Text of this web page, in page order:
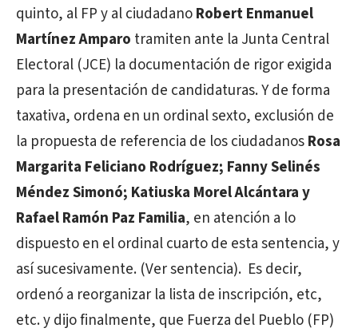
quinto, al FP y al ciudadanoRobert Enmanuel
Martínez Amparo tramiten ante la Junta Central
Electoral (JCE) la documentación de rigor exigida
para la presentación de candidaturas. Y de forma
taxativa, ordena en un ordinal sexto, exclusión de
la propuesta de referencia de los ciudadanosRosa
Margarita Feliciano Rodríguez; Fanny Selinés
Méndez Simonó; Katiuska Morel Alcántara y
Rafael Ramón Paz Familia, en atención a lo
dispuesto en el ordinal cuarto de esta sentencia, y
así sucesivamente. (Ver sentencia). Es decir,
ordenó a reorganizar la lista de inscripción, etc,
etc. y dijo finalmente, que Fuerza del Pueblo (FP)